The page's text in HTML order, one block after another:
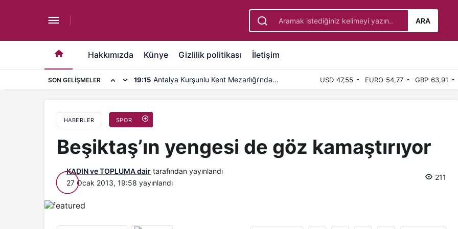
ARA
Hakkımızda Künye Gizlilik politikası İletişim
SON GELIŞMELER 19:15 Antalya Kurşunlu Kent Mezarlığı’nda USD 47,55 EURO 54,77 GBP 63,91
HABERLER SPOR
Beşiktaş’ın yengesi de göz kamaştırıyor
KADIN ve TOPLUMA dair tarafından yayınlandı
27 Ocak 2013, 19:58 yayınlandı
211
Beşiktaş’ın yengesi de göz kamaştırıyor